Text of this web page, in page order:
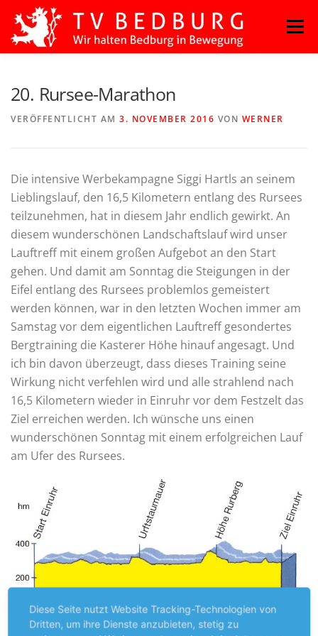
Zum
Inhalt
springen
Menü
LEICHTATHLETIK OUTDOORSPORT
TURNEN VOLLEYBALL
20. Rursee-Marathon
VERÖFFENTLICHT AM 3. NOVEMBER 2016 VON WERNER
Die intensive Werbekampagne Siggi Hartls an seinem
Lieblingslauf, den 16,5 Kilometern entlang des Rursees
teilzunehmen, hat in diesem Jahr endlich gewirkt. An
diesem wunderschönen Landschaftslauf wird unser
Lauftreff mit einem großen Aufgebot an den Start
gehen. Und damit am Sonntag die Steigungen in der
Eifel entlang des Rursees problemlos gemeistert
werden können, war in den letzten Wochen immer am
Samstag vor dem eigentlichen Lauftreff gesondertes
Bergtraining die Kasterer Höhe hinauf angesagt. Und
ich bin davon überzeugt, dass dieses Training seine
Wirkung nicht verfehlen wird und alle strahlend nach
16,5 Kilometern wieder in Einruhr vor dem Festzelt das
Ziel erreichen werden. Ich wünsche uns einen
wunderschönen Sonntag mit einem erfolgreichen Lauf
am Ufer des Rursees.
Diese Seite nutzt Website Tracking-Technologien von
Dritten, um ihre Dienste anzubieten, stetig zu